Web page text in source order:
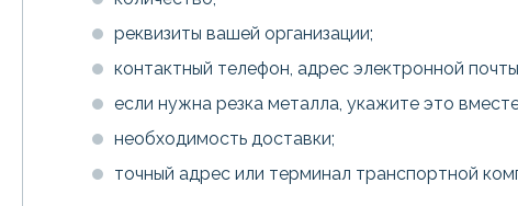
реквизиты вашей организации;
контактный телефон, адрес электронной
если нужна резка металла, укажите это
необходимость доставки;
точный адрес или терминал транспортной